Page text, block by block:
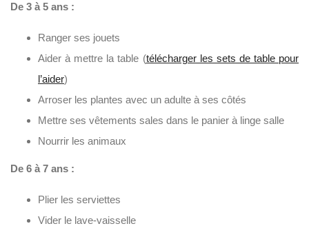
De 3 à 5 ans :
Ranger ses jouets
Aider à mettre la table (télécharger les sets de table pour
l’aider)
Arroser les plantes avec un adulte à ses côtés
Mettre ses vêtements sales dans le panier à linge salle
Nourrir les animaux
De 6 à 7 ans :
Plier les serviettes
Vider le lave-vaisselle